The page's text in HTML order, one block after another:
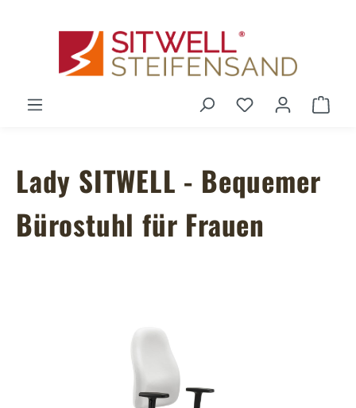
Du hast 0
Lady SITWELL - Bequemer
Bürostuhl für Frauen
Bildergalerie überspringen